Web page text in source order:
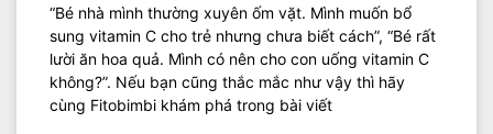
“Bé nhà mình thường xuyên ốm vặt. Mình muốn bổ
sung vitamin C cho trẻ nhưng chưa biết cách”, “Bé rất
lười ăn hoa quả. Mình có nên cho con uống vitamin C
không?”. Nếu bạn cũng thắc mắc như vậy thì hãy
cùng Fitobimbi khám phá trong bài viết